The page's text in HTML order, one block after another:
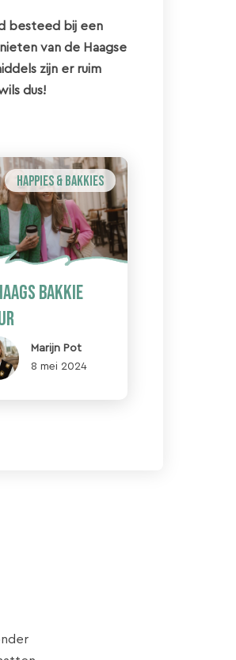
besteed bij een
van de Haagse
zijn er ruim
dus!
Happies & Bakkies
bakkie
Marijn Pot
8 mei 2024